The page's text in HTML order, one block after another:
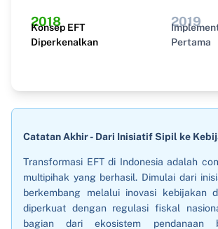
Konsep EFT
Diperkenalkan
2018
Pertama
2019
Catatan Akhir - Dari Inisiatif Sipil ke
Transformasi EFT di Indonesia adalah
multipihak yang berhasil. Dimulai dari
berkembang melalui inovasi kebijakan
diperkuat dengan regulasi fiskal
bagian dari ekosistem pendanaan